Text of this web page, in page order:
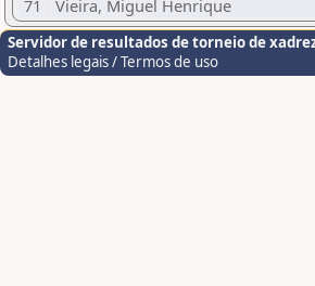
71 Vieira, Miguel Henrique
Servidor de resultados de torneio de
Detalhes legais / Termos de uso